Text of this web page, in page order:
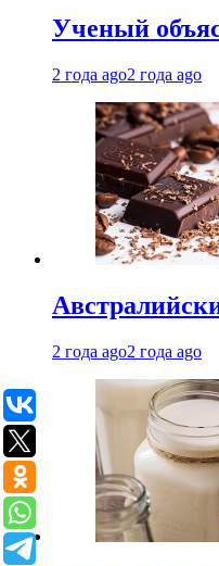
Ученый
2 года ago2 года ago
2 года ago2 года ago